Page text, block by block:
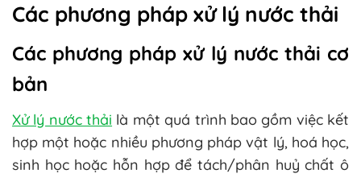
Các phương pháp xử lý nước thải
Các phương pháp xử lý nước thải cơ
bản
Xử lý nước thải là một quá trình bao gồm việc kết
hợp một hoặc nhiều phương pháp vật lý, hoá học,
sinh học hoặc hỗn hợp để tách/phân huỷ chất ô